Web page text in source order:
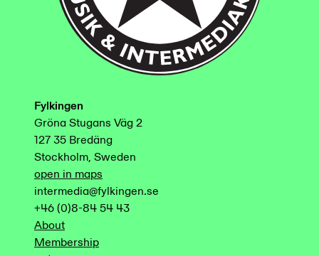
Fylkingen
Gröna Stugans Väg 2
127 35 Bredäng
Stockholm, Sweden
open in maps
intermedia@fylkingen.se
+46 (0)8-84 54 43
About
Membership